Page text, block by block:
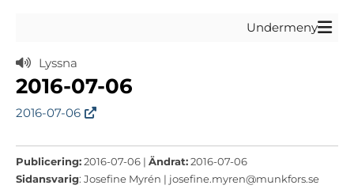
Undermeny
Lyssna
2016-07-06
2016-07-06
Publicering:2016-07-06 | Ändrat:2016-07-06
Sidansvarig: Josefine Myrén | josefine.myren@munkfors.se